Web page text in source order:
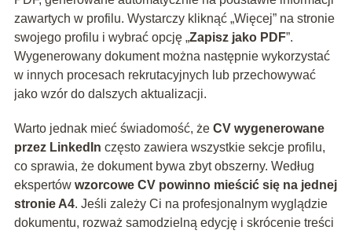
zawartych w profilu. Wystarczy kliknąć „Więcej” na stronie
swojego profilu i wybrać opcję „Zapisz jako PDF”.
Wygenerowany dokument można następnie wykorzystać
w innych procesach rekrutacyjnych lub przechowywać
jako wzór do dalszych aktualizacji.
Warto jednak mieć świadomość, że CV wygenerowane
przez LinkedIn często zawiera wszystkie sekcje profilu,
co sprawia, że dokument bywa zbyt obszerny. Według
ekspertów wzorcowe CV powinno mieścić się na jednej
stronie A4. Jeśli zależy Ci na profesjonalnym wyglądzie
dokumentu, rozważ samodzielną edycję i skrócenie treści